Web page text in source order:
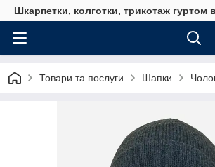
Шкарпетки, колготки, трикотаж гуртом
Товари та послуги Шапки